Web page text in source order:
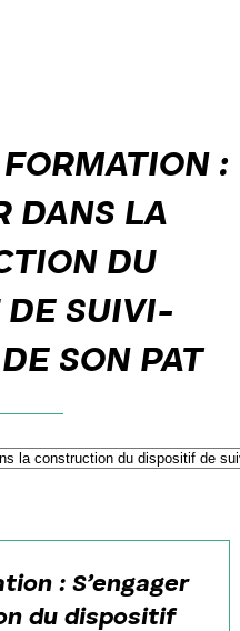
:
DANS LA
DU
DE SUIVI-
SON PAT
: S’engager
du dispositif